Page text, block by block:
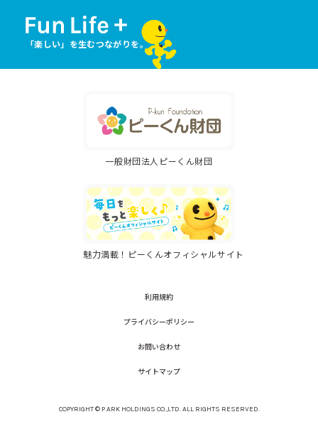
「楽しい」を生むつながりを。
一般財団法人ピーくん財団
魅力満載！ピーくんオフィシャルサイト
利用規約
プライバシーポリシー
お問い合わせ
サイトマップ
COPYRIGHT © P ARK HOLDINGS CO.,LTD. ALL RIGHTS RESERVED.